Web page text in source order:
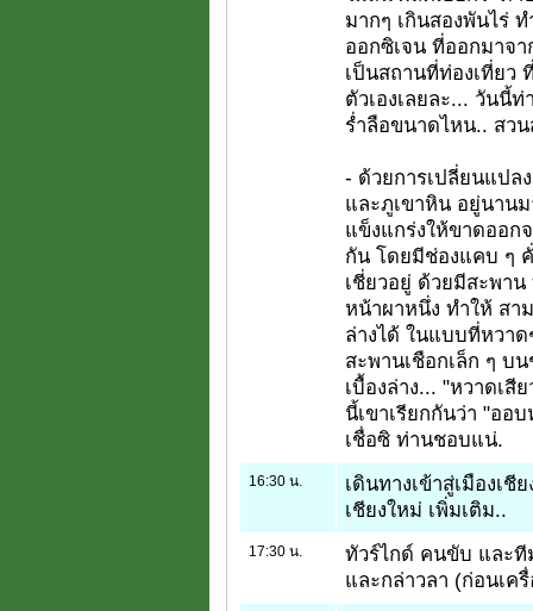
มากๆ เกินสองพันไร่
ออกซิเจน ที่ออกมาจ
เป็นสถานที่ท่องเที่ยว
ตัวเองเลยละ... วันนี้
ร่ำลือขนาดไหน.. สว
- ด้วยการเปลี่ยนแปล
และภูเขาหิน อยู่นาน
แข็งแกร่งให้ขาดออก
กัน โดยมีช่องแคบ ๆ
เชี่ยวอยู่ ด้วยมีสะพา
หน้าผาหนึ่ง ทำให้ ส
ล่างได้ ในแบบที่หวา
สะพานเชือกเล็ก ๆ บ
เบื้องล่าง... "หวาดเสี
นี้เขาเรียกกันว่า "ออ
เชื่อซิ ท่านชอบแน่.
16:30 น.
เดินทางเข้าสู่เมืองเชี
เชียงใหม่ เพิ่มเติม..
17:30 น.
ทัวร์ไกด์ คนขับ และที
และกล่าวลา (ก่อนเค